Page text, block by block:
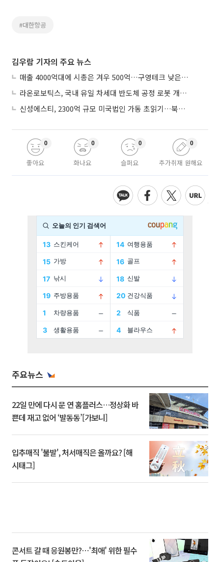
#대한항공
김우람 기자의 주요 뉴스
매출 4000억대에 시총은 겨우 500억…구영테크 낮은 몸값에 저가 승계 마무리
라온로보틱스, 국내 유일 차세대 반도체 공정 로봇 개발 ‘고객사 테스트 진행’
신성에스티, 2300억 규모 미국법인 가동 초읽기…북미 ESS 공략 본격화
좋아요
0
화나요
0
슬퍼요
0
추가취재 원해요
0
주요뉴스
22일 만에 다시 문 연 홈플러스…정상화 바
쁜데 재고 없어 ‘발동동’[가보니]
입추매직 '불발', 처서매직은 올까요? [해
시태그]
콘서트 갈 때 응원봉만?⋯'최애' 위한 필수